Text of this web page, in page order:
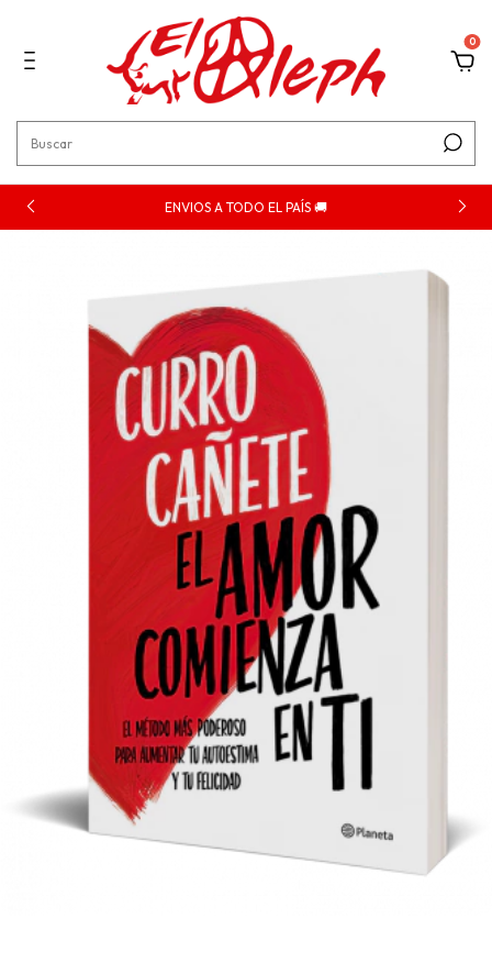
0
ENVIOS A TODO EL PAÍS 🚚